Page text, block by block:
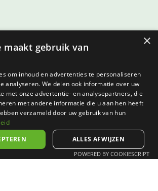
×
maakt gebruik van
om inhoud en advertenties te personaliseren
analyseren. We delen ook informatie over uw
met onze advertentie- en analysepartners, die
met andere informatie die u aan hen heeft
verzameld door uw gebruik van hun
ALLES AFWIJZEN
POWERED BY COOKIESCRIPT